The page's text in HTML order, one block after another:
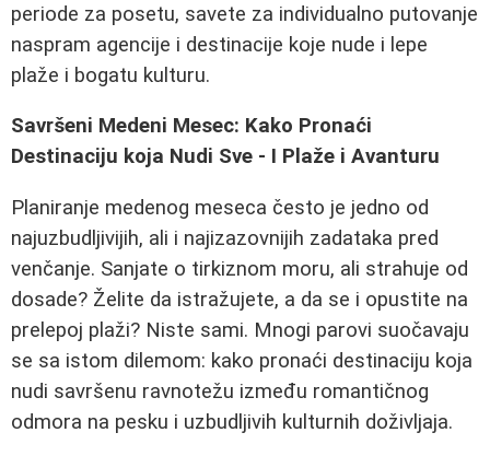
periode za posetu, savete za individualno putovanje
naspram agencije i destinacije koje nude i lepe
plaže i bogatu kulturu.
Savršeni Medeni Mesec: Kako Pronaći
Destinaciju koja Nudi Sve - I Plaže i Avanturu
Planiranje medenog meseca često je jedno od
najuzbudljivijih, ali i najizazovnijih zadataka pred
venčanje. Sanjate o tirkiznom moru, ali strahuje od
dosade? Želite da istražujete, a da se i opustite na
prelepoj plaži? Niste sami. Mnogi parovi suočavaju
se sa istom dilemom: kako pronaći destinaciju koja
nudi savršenu ravnotežu između romantičnog
odmora na pesku i uzbudljivih kulturnih doživljaja.